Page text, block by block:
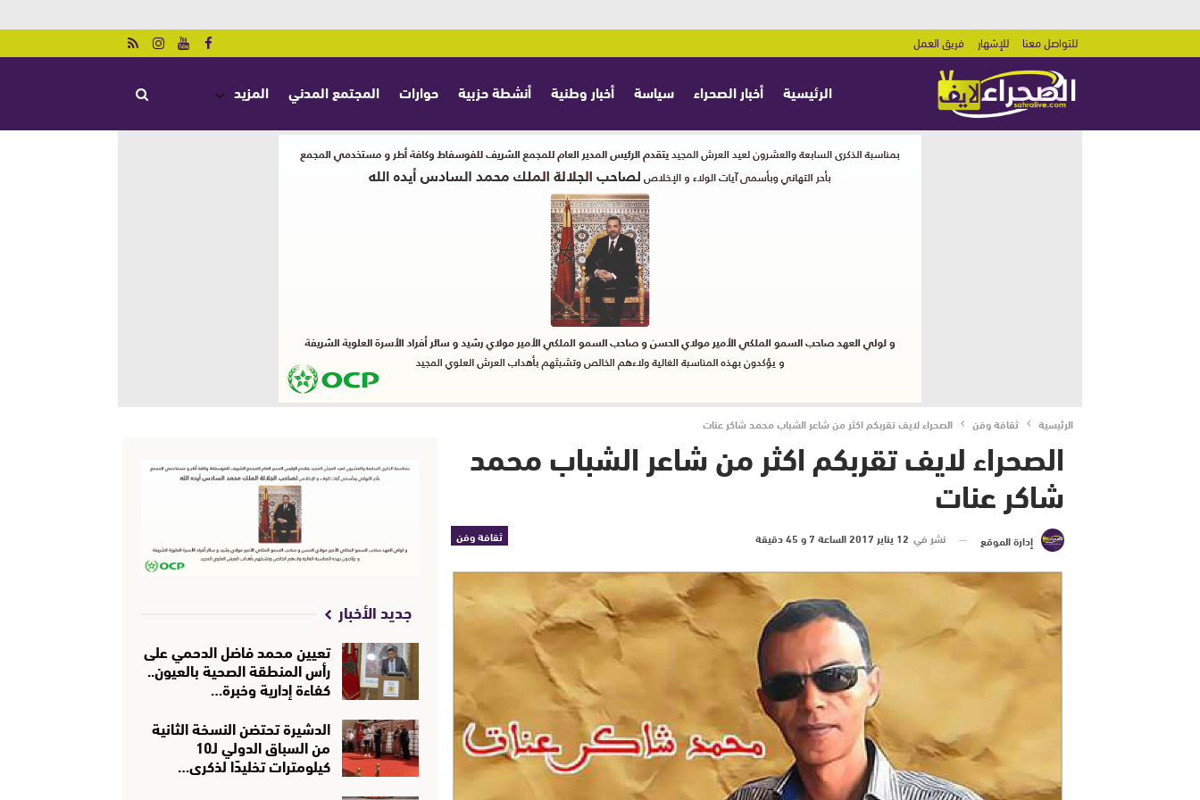
للتواصل معنا للإشهار فريق العمل
الرئيسية أخبار الصحراء سياسة أخبار وطنية أنشطة حزبية حوارات المجتمع المدني المزيد
الرئيسية ثقافة وفن الصحراء لايف تقربكم اكثر من شاعر الشباب محمد شاكر عنات
الصحراء لايف تقربكم اكثر من شاعر الشباب محمد
شاكر عنات
ثقافة وفن إدارة الموقع نشر في 12 يناير 2017 الساعة 7 و 45 دقيقة
جديد الأخبار
تعيين محمد فاضل الدحمي على
رأس المنطقة الصحية بالعيون..
كفاءة إدارية وخبرة…
الدشيرة تحتضن النسخة الثانية
من السباق الدولي لـ10
كيلومترات تخليدًا لذكرى…